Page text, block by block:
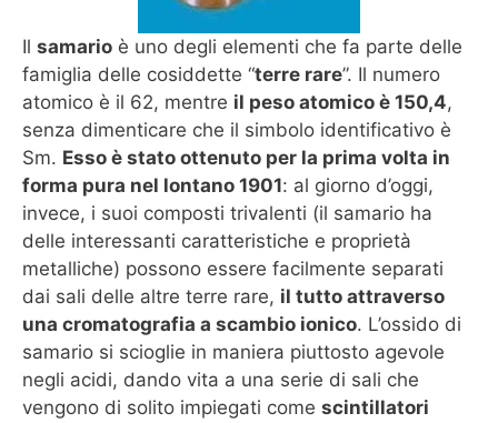
Il samario è uno degli elementi che fa parte delle
famiglia delle cosiddette “terre rare”. Il numero
atomico è il 62, mentre il peso atomico è 150,4,
senza dimenticare che il simbolo identificativo è
Sm. Esso è stato ottenuto per la prima volta in
forma pura nel lontano 1901: al giorno d’oggi,
invece, i suoi composti trivalenti (il samario ha
delle interessanti caratteristiche e proprietà
metalliche) possono essere facilmente separati
dai sali delle altre terre rare, il tutto attraverso
una cromatografia a scambio ionico. L’ossido di
samario si scioglie in maniera piuttosto agevole
negli acidi, dando vita a una serie di sali che
vengono di solito impiegati come scintillatori